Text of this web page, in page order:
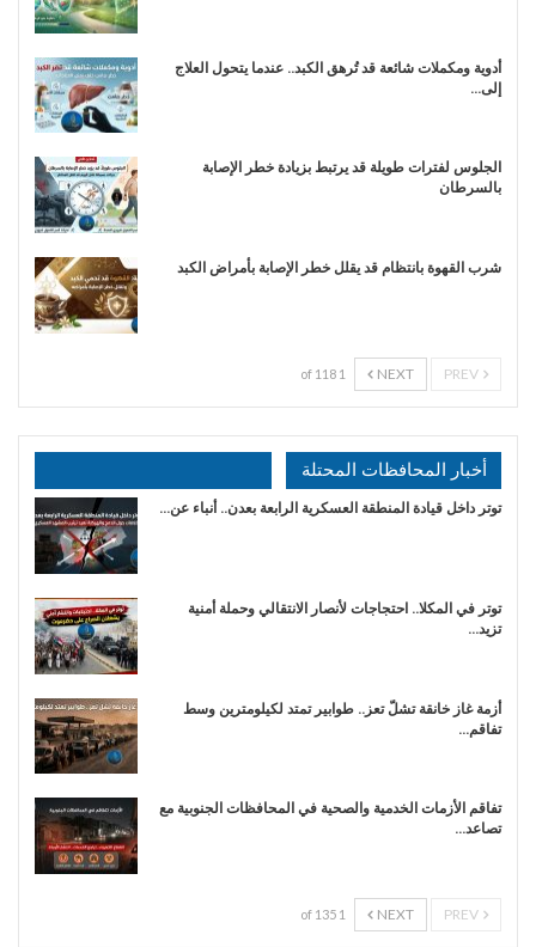
أدوية ومكملات شائعة قد تُرهق الكبد.. عندما يتحول العلاج
إلى…
الجلوس لفترات طويلة قد يرتبط بزيادة خطر الإصابة
بالسرطان
شرب القهوة بانتظام قد يقلل خطر الإصابة بأمراض الكبد
NEXT
1 of 118
أخبار المحافظات المحتلة
توتر داخل قيادة المنطقة العسكرية الرابعة بعدن.. أنباء عن…
توتر في المكلا.. احتجاجات لأنصار الانتقالي وحملة أمنية
تزيد…
أزمة غاز خانقة تشلّ تعز.. طوابير تمتد لكيلومترين وسط
تفاقم…
تفاقم الأزمات الخدمية والصحية في المحافظات الجنوبية مع
تصاعد…
NEXT
1 of 135